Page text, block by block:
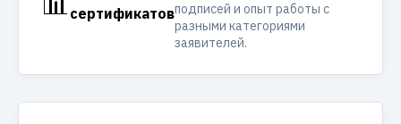
сертификатовподписей и опыт работы с
разными категориями
заявителей.